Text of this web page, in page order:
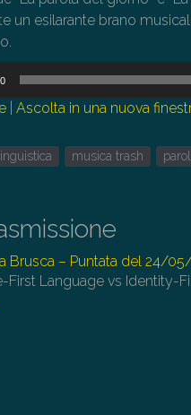
un esilarante brano
|Ascolta in una nuova
linguistica musica trash
Brusca – Puntata del 24/
First Language vs Identity-